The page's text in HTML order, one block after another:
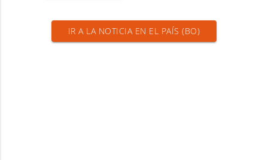
IR A LA NOTICIA EN EL PAÍS (BO)